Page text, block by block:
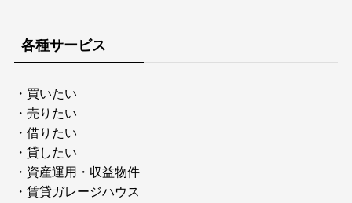
各種サービス
・ 買いたい
・ 売りたい
・ 借りたい
・ 貸したい
・ 資産運用・収益物件
・ 賃貸ガレージハウス